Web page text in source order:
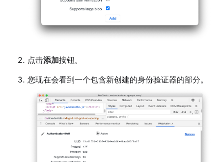
点击添加按钮。
您现在会看到一个包含新创建的身份验证器的部分。